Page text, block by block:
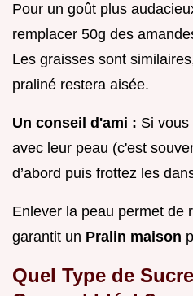
Pour un goût plus
remplacer 50g des
Les graisses sont
praliné restera aisée.
Un conseil d'ami : Si
avec leur peau (c'est
d’abord puis frottez les
Enlever la peau permet de
garantit un Pralin maison
Quel Type de